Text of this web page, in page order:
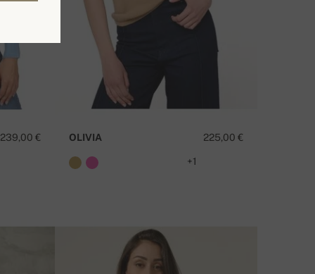
239,00 € 225,00 €
OLIVIA
+1